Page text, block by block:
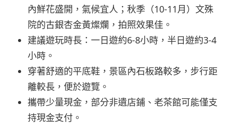
內鮮花盛開，氣候宜人；秋季（10-11月）文殊
院的古銀杏金黃燦爛，拍照效果佳。
建議遊玩時長：一日遊約6-8小時，半日遊約3-4
小時。
穿著舒適的平底鞋，景區內石板路較多，步行距
離較長，便於遊覽。
攜帶少量現金，部分非遺店鋪、老茶館可能僅支
持現金支付。